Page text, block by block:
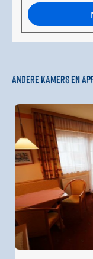
ANDERE KAMERS EN